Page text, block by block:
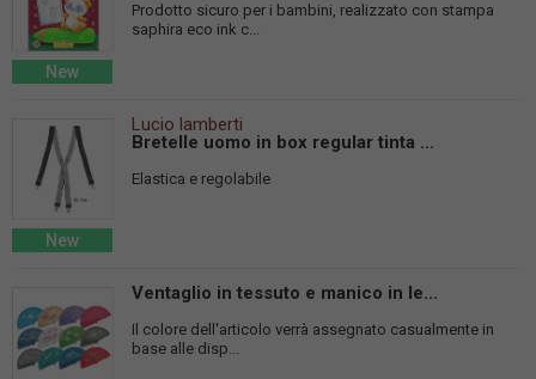
New
Prodotto sicuro per i bambini, realizzato con stampa
saphira eco ink c...
New
Lucio lamberti
Bretelle uomo in box regular tinta ...
Elastica e regolabile
Ventaglio in tessuto e manico in le...
Il colore dell'articolo verrà assegnato casualmente in
base alle disp...